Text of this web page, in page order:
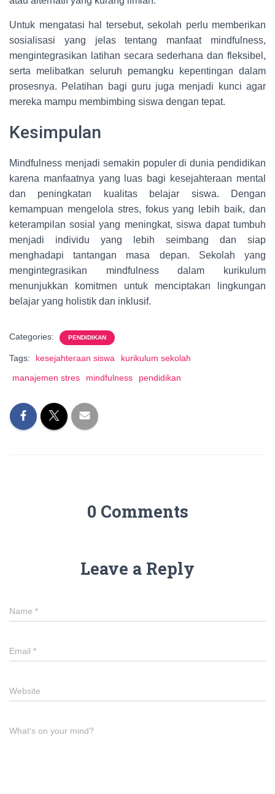
Untuk mengatasi hal tersebut, sekolah perlu memberikan
sosialisasi yang jelas tentang manfaat mindfulness,
mengintegrasikan latihan secara sederhana dan fleksibel,
serta melibatkan seluruh pemangku kepentingan dalam
prosesnya. Pelatihan bagi guru juga menjadi kunci agar
mereka mampu membimbing siswa dengan tepat.
Kesimpulan
Mindfulness menjadi semakin populer di dunia pendidikan
karena manfaatnya yang luas bagi kesejahteraan mental
dan peningkatan kualitas belajar siswa. Dengan
kemampuan mengelola stres, fokus yang lebih baik, dan
keterampilan sosial yang meningkat, siswa dapat tumbuh
menjadi individu yang lebih seimbang dan siap
menghadapi tantangan masa depan. Sekolah yang
mengintegrasikan mindfulness dalam kurikulum
menunjukkan komitmen untuk menciptakan lingkungan
belajar yang holistik dan inklusif.
Categories: PENDIDIKAN
Tags: kesejahteraan siswa
kurikulum sekolah
manajemen stres
mindfulness pendidikan
0 Comments
Leave a Reply
Name *
Email *
Website
What's on your mind?